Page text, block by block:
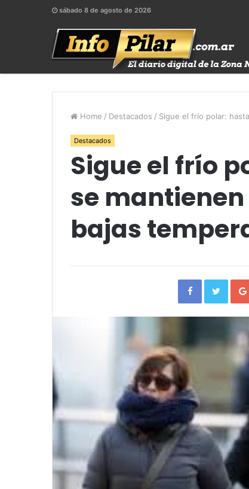
sábado 8 de agosto de 2026
Home / Destacados / Sigue el frío polar:
Destacados
Sigue el frío
se
bajas
Facebook